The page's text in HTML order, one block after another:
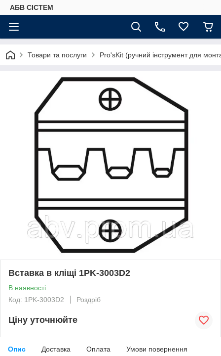
АБВ СІСТЕМ
Товари та послуги Pro'sKit (ручний інструмент для
Вставка в кліщі 1PK-3003D2
В наявності
Код: 1PK-3003D2
Роздріб
Ціну уточнюйте
Опис Доставка Оплата Умови повернення